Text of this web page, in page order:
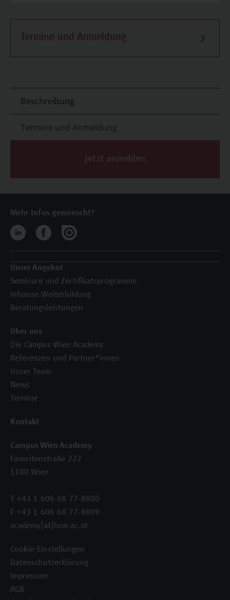
Termine und Anmeldung
Beschreibung
Termine und Anmeldung
Jetzt anmelden
Mehr Infos gewünscht?
Unser Angebot
Seminare und Zertifikatsprogramme
Inhouse-Weiterbildung
Beratungsleistungen
Über uns
Die Campus Wien Academy
Referenzen und Partner*innen
Unser Team
News
Termine
Kontakt
Campus Wien Academy
Favoritenstraße 222
1100 Wien
T +43 1 606 68 77-8800
F +43 1 606 68 77-8809
academy[at]hcw.ac.at
Cookie-Einstellungen
Datenschutzerklärung
Impressum
AGB